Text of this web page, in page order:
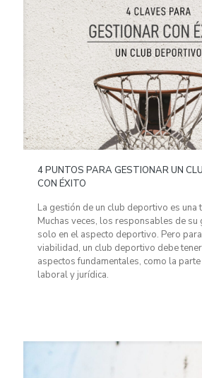
4 PUNTOS PARA GESTIONAR UN
CON ÉXITO
La gestión de un club deportivo es una
Muchas veces, los responsables de su
solo en el aspecto deportivo. Pero
viabilidad, un club deportivo debe
aspectos fundamentales, como la
laboral y jurídica.